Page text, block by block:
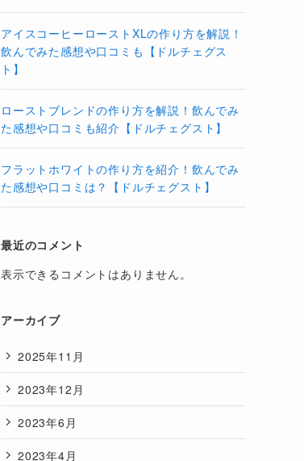
アイスコーヒーローストXLの作り方を解説！
飲んでみた感想や口コミも【ドルチェグス
ト】
ローストブレンドの作り方を解説！飲んでみ
た感想や口コミも紹介【ドルチェグスト】
フラットホワイトの作り方を紹介！飲んでみ
た感想や口コミは？【ドルチェグスト】
最近のコメント
表示できるコメントはありません。
アーカイブ
2025年11月
2023年12月
2023年6月
2023年4月